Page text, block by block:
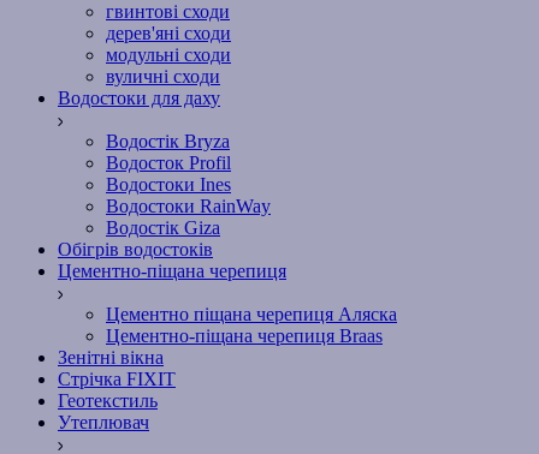
гвинтові сходи
дерев'яні сходи
модульні сходи
вуличні сходи
Водостоки для даху
Водостік Bryza
Водосток Profil
Водостоки Ines
Водостоки RainWay
Водостік Giza
Обігрів водостоків
Цементно-піщана черепиця
Цементно піщана черепиця Аляска
Цементно-піщана черепиця Braas
Зенітні вікна
Стрічка FIXIT
Геотекстиль
Утеплювач